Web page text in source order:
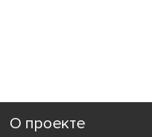
О проекте